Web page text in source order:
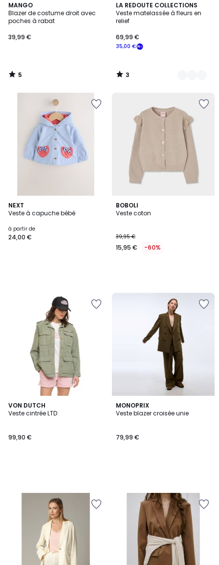
MANGO
Blazer de costume droit avec
poches à rabat
39,99 €
5
/
5
5
/
LA REDOUTE COLLECTIONS
Veste matelassée à fleurs en
relief
35,00 €
69,99 €
3
/
5
2
Couleurs
3
/
NEXT
Veste à capuche bébé
à partir de
24,00 €
BOBOLI
Veste coton
39,95 €
15,95 € -60%
VON DUTCH
Veste cintrée LTD
99,90 €
MONOPRIX
Veste blazer croisée unie
79,99 €